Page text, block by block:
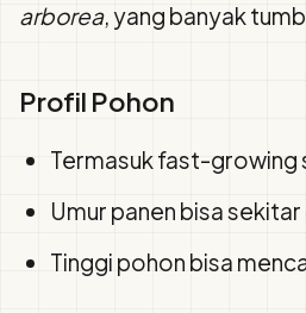
arborea, yang banyak
Profil Pohon
Termasuk fast-growing
Umur panen bisa sekitar
Tinggi pohon bisa